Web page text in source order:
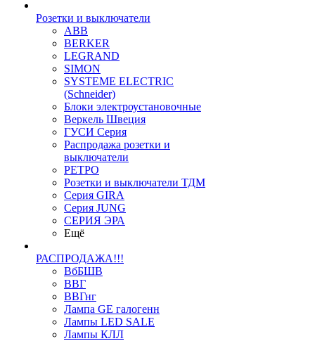
Розетки и выключатели
ABB
BERKER
LEGRAND
SIMON
SYSTEME ELECTRIC
(Schneider)
Блоки электроустановочные
Веркель Швеция
ГУСИ Серия
Распродажа розетки и
выключатели
РЕТРО
Розетки и выключатели ТДМ
Серия GIRA
Серия JUNG
СЕРИЯ ЭРА
Ещё
РАСПРОДАЖА!!!
ВбБШВ
ВВГ
ВВГнг
Лампа GE галогенн
Лампы LED SALE
Лампы КЛЛ